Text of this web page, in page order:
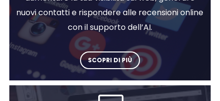
nuovi contatti e rispondere alle recensioni online
con il supporto dell’AI.
SCOPRI DI PIÙ